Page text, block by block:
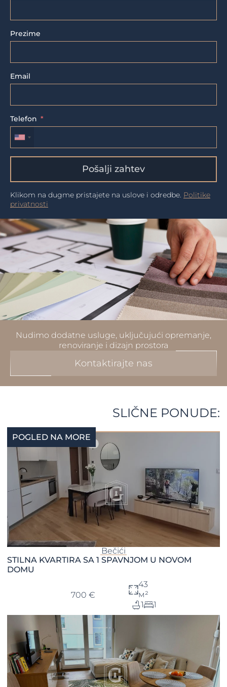
Prezime
Email
Telefon
Pošalji zahtev
Klikom na dugme pristajete na uslove i odredbe. Politike
privatnosti
Nudimo dodatne usluge, uključujući opremanje,
renoviranje i dizajn prostora
Kontaktirajte nas
SLIČNE PONUDE:
POGLED NA MORE
Bečići
STILNA KVARTIRA SA 1 SPAVNJOM U NOVOM
DOMU
700 €
43
м²
1
1